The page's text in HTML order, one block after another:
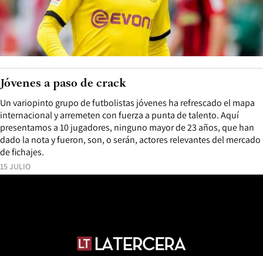
15 JULIO
Un variopinto grupo de futbolistas jóvenes ha refrescado el mapa
internacional y arremeten con fuerza a punta de talento. Aquí
presentamos a 10 jugadores, ninguno mayor de 23 años, que han
dado la nota y fueron, son, o serán, actores relevantes del mercado
de fichajes.
Jóvenes a paso de crack